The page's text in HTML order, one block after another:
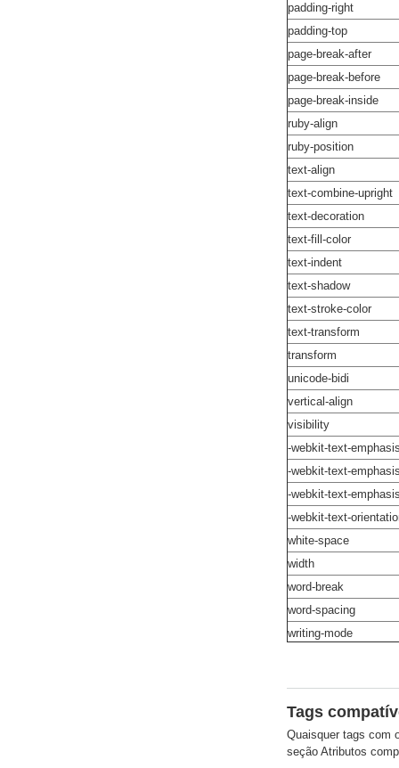
padding-right
padding-top
page-break-after
page-break-before
page-break-inside
ruby-align
ruby-position
text-align
text-combine-upright
text-decoration
text-fill-color
text-indent
text-shadow
text-stroke-color
text-transform
transform
unicode-bidi
vertical-align
visibility
-webkit-text-
-webkit-text-
-webkit-text-
-webkit-text-
white-space
width
word-break
word-spacing
writing-mode
Tags
Quaisquer tags com
seção Atributos